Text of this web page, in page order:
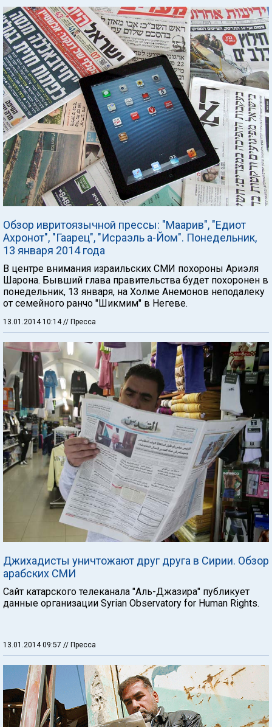
Обзор ивритоязычной прессы: "Маарив", "Едиот
Ахронот", "Гаарец", "Исраэль а-Йом". Понедельник,
13 января 2014 года
В центре внимания израильских СМИ похороны Ариэля
Шарона. Бывший глава правительства будет похоронен в
понедельник, 13 января, на Холме Анемонов неподалеку
от семейного ранчо "Шикмим" в Негеве.
13.01.2014 10:14// Пресса
Джихадисты уничтожают друг друга в Сирии. Обзор
арабских СМИ
Сайт катарского телеканала "Аль-Джазира" публикует
данные организации Syrian Observatory for Human Rights.
13.01.2014 09:57 // Пресса